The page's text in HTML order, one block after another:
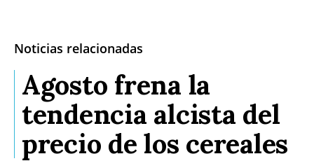
Noticias relacionadas
Agosto frena la
tendencia alcista del
precio de los cereales